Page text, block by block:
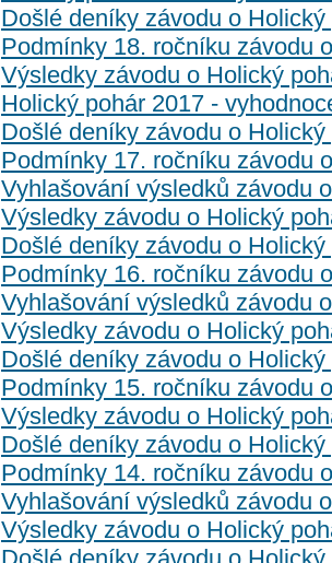
Došlé deníky závodu o Holický
Podmínky 18. ročníku závodu
Výsledky závodu o Holický
Holický pohár 2017 -
Došlé deníky závodu o Holický
Podmínky 17. ročníku závodu
Vyhlašování výsledků závodu
Výsledky závodu o Holický
Došlé deníky závodu o Holický
Podmínky 16. ročníku závodu
Vyhlašování výsledků závodu
Výsledky závodu o Holický
Došlé deníky závodu o Holický
Podmínky 15. ročníku závodu
Výsledky závodu o Holický
Došlé deníky závodu o Holický
Podmínky 14. ročníku závodu
Vyhlašování výsledků závodu
Výsledky závodu o Holický